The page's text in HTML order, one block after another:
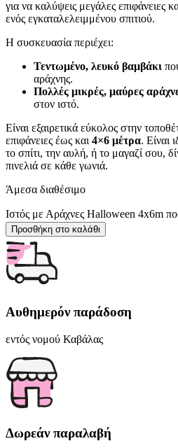
για να καλύψεις μεγάλες επιφάνειες
ενός εγκαταλελειμμένου σπιτιού.
Η συσκευασία περιέχει:
Τεντωμένο, λευκό βαμβάκι
αράχνης.
Πολλές μικρές, μαύρες
στον ιστό.
Είναι εξαιρετικά εύκολος στην
επιφάνειες έως και 4×6 μέτρα. Είναι
το σπίτι, την αυλή, ή το μαγαζί σου,
πινελιά σε κάθε γωνιά.
Άμεσα διαθέσιμο
Ιστός με Αράχνες Halloween 4x6m
Προσθήκη στο καλάθι
Αυθημερόν παράδοση
εντός νομού Καβάλας
Δωρεάν παραλαβή